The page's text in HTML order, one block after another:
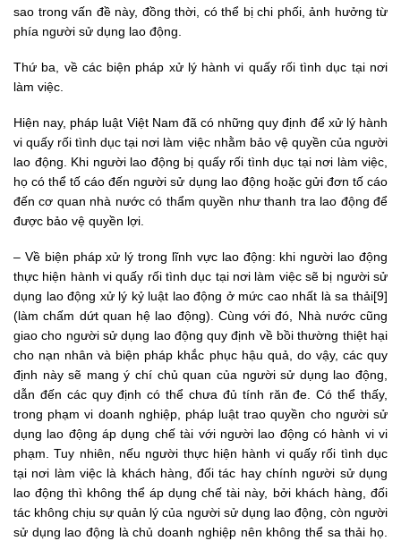
sao trong vấn đề này, đồng thời, có thể bị chi phối, ảnh hưởng từ
phía người sử dụng lao động.
Thứ ba, về các biện pháp xử lý hành vi quấy rối tình dục tại nơi
làm việc.
Hiện nay, pháp luật Việt Nam đã có những quy định để xử lý hành
vi quấy rối tình dục tại nơi làm việc nhằm bảo vệ quyền của người
lao động. Khi người lao động bị quấy rối tình dục tại nơi làm việc,
họ có thể tố cáo đến người sử dụng lao động hoặc gửi đơn tố cáo
đến cơ quan nhà nước có thẩm quyền như thanh tra lao động để
được bảo vệ quyền lợi.
– Về biện pháp xử lý trong lĩnh vực lao động: khi người lao động
thực hiện hành vi quấy rối tình dục tại nơi làm việc sẽ bị người sử
dụng lao động xử lý kỷ luật lao động ở mức cao nhất là sa thải[9]
(làm chấm dứt quan hệ lao động). Cùng với đó, Nhà nước cũng
giao cho người sử dụng lao động quy định về bồi thường thiệt hại
cho nạn nhân và biện pháp khắc phục hậu quả, do vậy, các quy
định này sẽ mang ý chí chủ quan của người sử dụng lao động,
dẫn đến các quy định có thể chưa đủ tính răn đe. Có thể thấy,
trong phạm vi doanh nghiệp, pháp luật trao quyền cho người sử
dụng lao động áp dụng chế tài với người lao động có hành vi vi
phạm. Tuy nhiên, nếu người thực hiện hành vi quấy rối tình dục
tại nơi làm việc là khách hàng, đối tác hay chính người sử dụng
lao động thì không thể áp dụng chế tài này, bởi khách hàng, đối
tác không chịu sự quản lý của người sử dụng lao động, còn người
sử dụng lao động là chủ doanh nghiệp nên không thể sa thải họ.